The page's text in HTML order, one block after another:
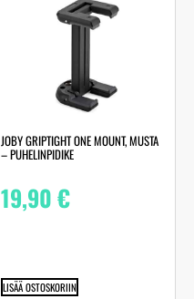
JOBY GRIPTIGHT ONE MOUNT, MUSTA
– PUHELINPIDIKE
19,90€
LISÄÄ OSTOSKORIIN